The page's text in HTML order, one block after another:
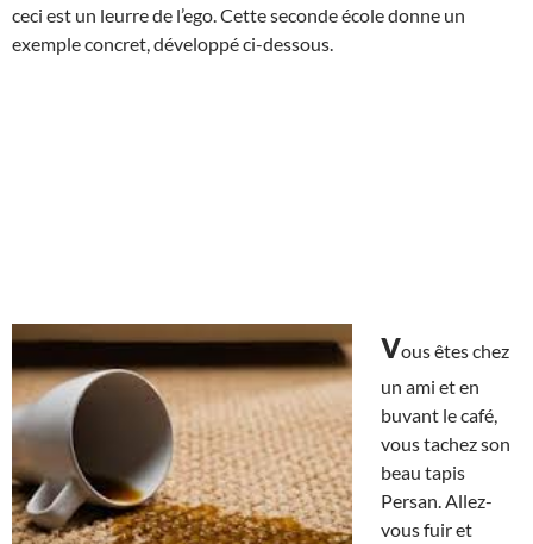
ceci est un leurre de l’ego. Cette seconde école donne un
exemple concret, développé ci-dessous.
vous êtes chez
un ami et en
buvant le café,
vous tachez son
beau tapis
Persan. Allez-
vous fuir et